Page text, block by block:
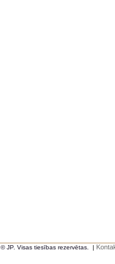
© JP. Visas tiesības rezervētas. |